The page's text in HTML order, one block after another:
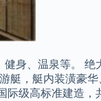
身、温泉等。
艇，艇内装潢豪
级高标准建造，